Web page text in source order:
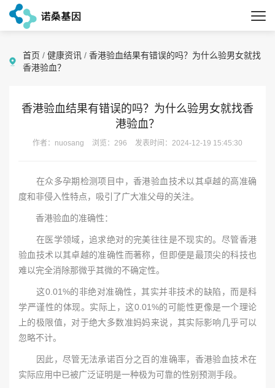
首页 / 健康资讯 / 香港验血结果有错误的吗？为什么验男女就找
香港验血？
香港验血结果有错误的吗？为什么验男女就找香
港验血？
作者：nuosang 浏览：296 发表时间：2024-12-19 15:45:30
在众多孕期检测项目中，香港验血技术以其卓越的高准确
度和非侵入性特点，吸引了广大准父母的关注。
香港验血的准确性：
在医学领域，追求绝对的完美往往是不现实的。尽管香港
验血技术以其卓越的准确性而著称，但即便是最顶尖的科技也
难以完全消除那微乎其微的不确定性。
这0.01%的非绝对准确性，其实并非技术的缺陷，而是科
学严谨性的体现。实际上，这0.01%的可能性更像是一个理论
上的极限值，对于绝大多数准妈妈来说，其实际影响几乎可以
忽略不计。
因此，尽管无法承诺百分之百的准确率，香港验血技术在
实际应用中已被广泛证明是一种极为可靠的性别预测手段。